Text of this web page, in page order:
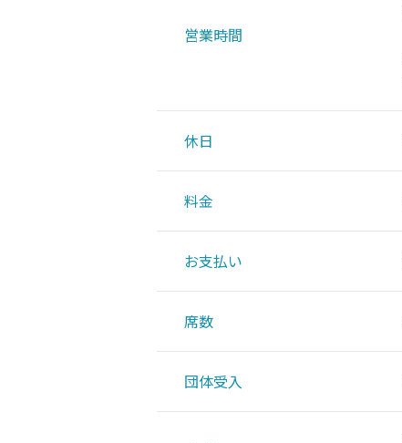
営業時間
休日
料金
お支払い
席数
団体受入